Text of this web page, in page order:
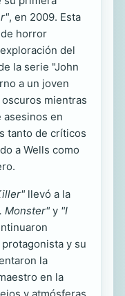
, en 2009. Esta
horror
del
la serie "John
a un joven
mientras
asesinos en
tanto de críticos
a Wells como
llevó a la
Monster" y "I
y su
la
en la